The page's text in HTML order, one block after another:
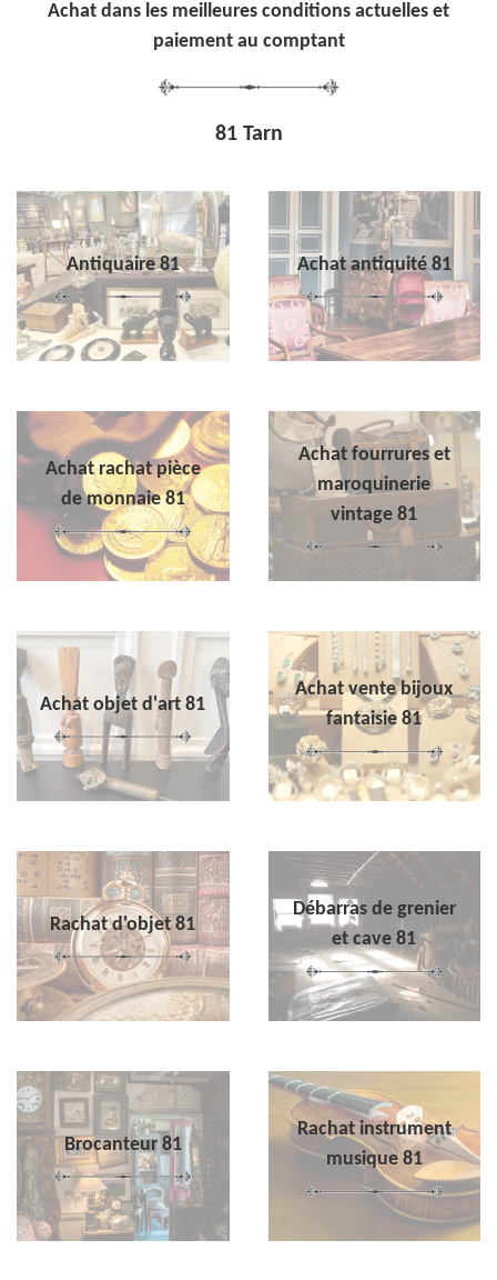
Achat dans les meilleures conditions actuelles et
paiement au comptant
81 Tarn
Antiquaire 81 Achat antiquité 81
Achat rachat pièce
de monnaie 81
Achat fourrures et
maroquinerie
vintage 81
Achat objet d'art 81
Achat vente bijoux
fantaisie 81
Rachat d'objet 81
Débarras de grenier
et cave 81
Brocanteur 81
Rachat instrument
musique 81